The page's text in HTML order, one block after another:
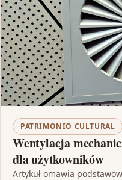
PATRIMONIO CULTURAL
Wentylacja
dla użytkowników
Artykuł omawia